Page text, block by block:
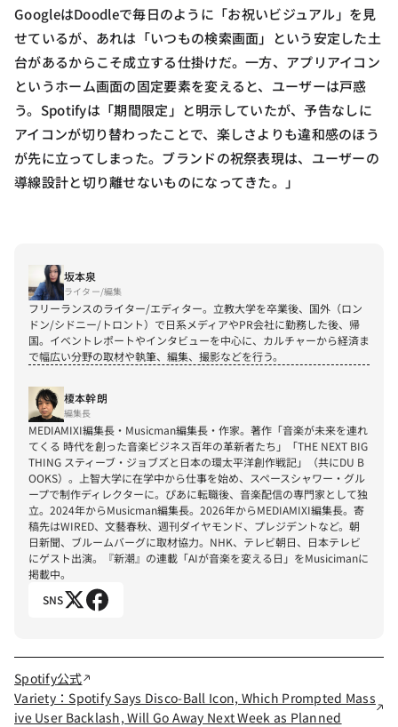
GoogleはDoodleで毎日のように「お祝いビジュアル」を見
せているが、あれは「いつもの検索画面」という安定した土
台があるからこそ成立する仕掛けだ。一方、アプリアイコン
というホーム画面の固定要素を変えると、ユーザーは戸惑
う。Spotifyは「期間限定」と明示していたが、予告なしに
アイコンが切り替わったことで、楽しさよりも違和感のほう
が先に立ってしまった。ブランドの祝祭表現は、ユーザーの
導線設計と切り離せないものになってきた。」
坂本泉
ライター/編集
フリーランスのライター/エディター。立教大学を卒業後、国外（ロン
ドン/シドニー/トロント）で日系メディアやPR会社に勤務した後、帰
国。イベントレポートやインタビューを中心に、カルチャーから経済ま
で幅広い分野の取材や執筆、編集、撮影などを行う。
榎本幹朗
編集長
MEDIAMIXI編集長・Musicman編集長・作家。著作「音楽が未来を連れ
てくる 時代を創った音楽ビジネス百年の革新者たち」「THE NEXT BIG
THING スティーブ・ジョブズと日本の環太平洋創作戦記」（共にDU B
OOKS）。上智大学に在学中から仕事を始め、スペースシャワー・グル
ープで制作ディレクターに。ぴあに転職後、音楽配信の専門家として独
立。2024年からMusicman編集長。2026年からMEDIAMIXI編集長。寄
稿先はWIRED、文藝春秋、週刊ダイヤモンド、プレジデントなど。朝
日新聞、ブルームバーグに取材協力。NHK、テレビ朝日、日本テレビ
にゲスト出演。『新潮』の連載「AIが音楽を変える日」をMusicimanに
掲載中。
SNS
Spotify公式
Variety：Spotify Says Disco-Ball Icon, Which Prompted Mass
ive User Backlash, Will Go Away Next Week as Planned